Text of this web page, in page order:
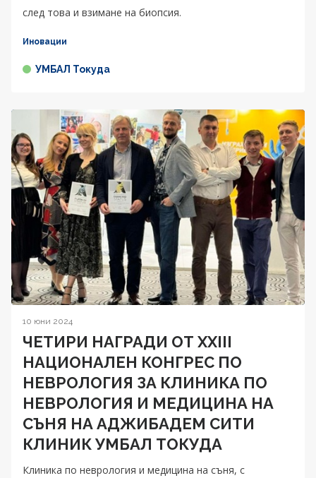
след това и взимане на биопсия.
Иновации
УМБАЛ Токуда
10 юни 2024
ЧЕТИРИ НАГРАДИ ОТ XXIII
НАЦИОНАЛЕН КОНГРЕС ПО
НЕВРОЛОГИЯ ЗА КЛИНИКА ПО
НЕВРОЛОГИЯ И МЕДИЦИНА НА
СЪНЯ НА АДЖИБАДЕМ СИТИ
КЛИНИК УМБАЛ ТОКУДА
Клиника по неврология и медицина на съня, с